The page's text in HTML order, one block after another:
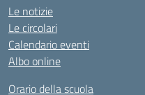
Le notizie
Le circolari
Calendario eventi
Albo online
Orario della scuola